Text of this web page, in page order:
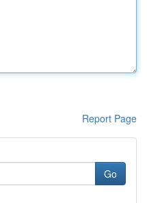
Report Page
Go